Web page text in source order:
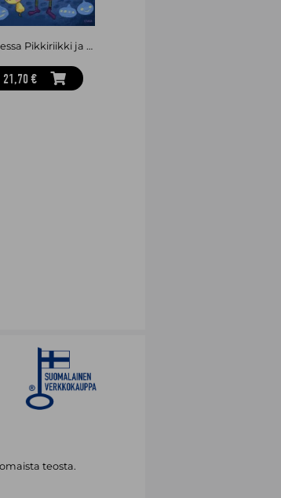
Prinsessa Pikkiriikki ja kekrin taika
21,70 €
teosta.